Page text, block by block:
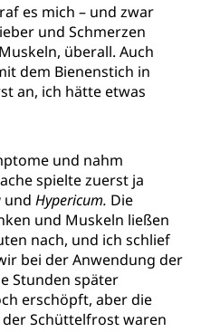
es mich – und zwar
und Schmerzen
überall. Auch
dem Bienenstich in
an, ich hätte etwas
und nahm
spielte zuerst ja
und Hypericum. Die
und Muskeln ließen
nach, und ich schlief
bei der Anwendung der
Stunden später
erschöpft, aber die
der Schüttelfrost waren